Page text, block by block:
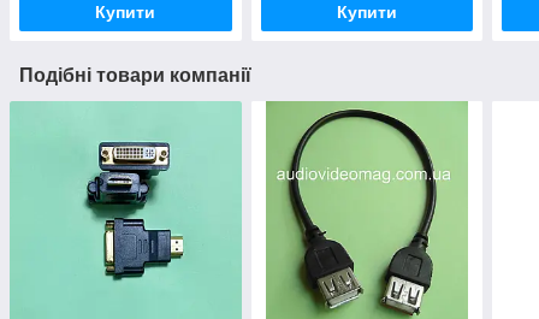
Купити Купити
Подібні товари компанії